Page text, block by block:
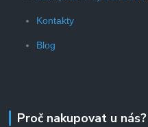
Kontakty
Blog
Proč nakupovat u nás?